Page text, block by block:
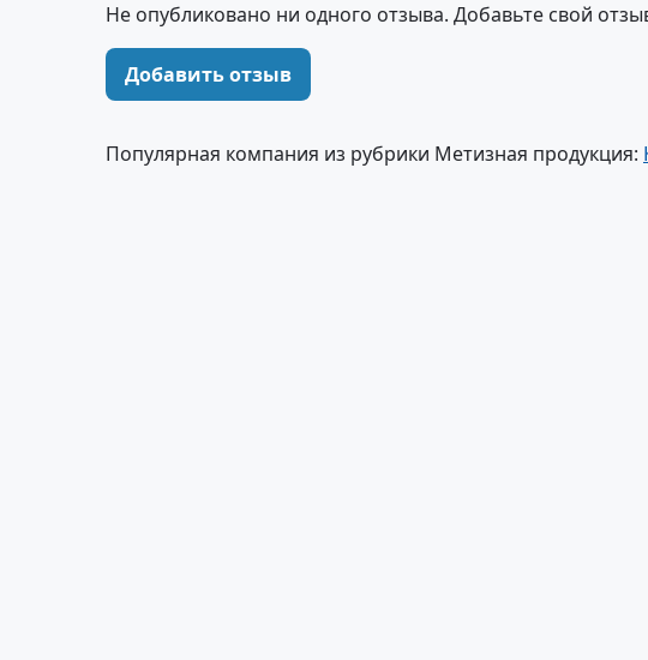
Не опубликовано ни одного отзыва. Добавьте свой
Добавить отзыв
Популярная компания из рубрики Метизная продукция: